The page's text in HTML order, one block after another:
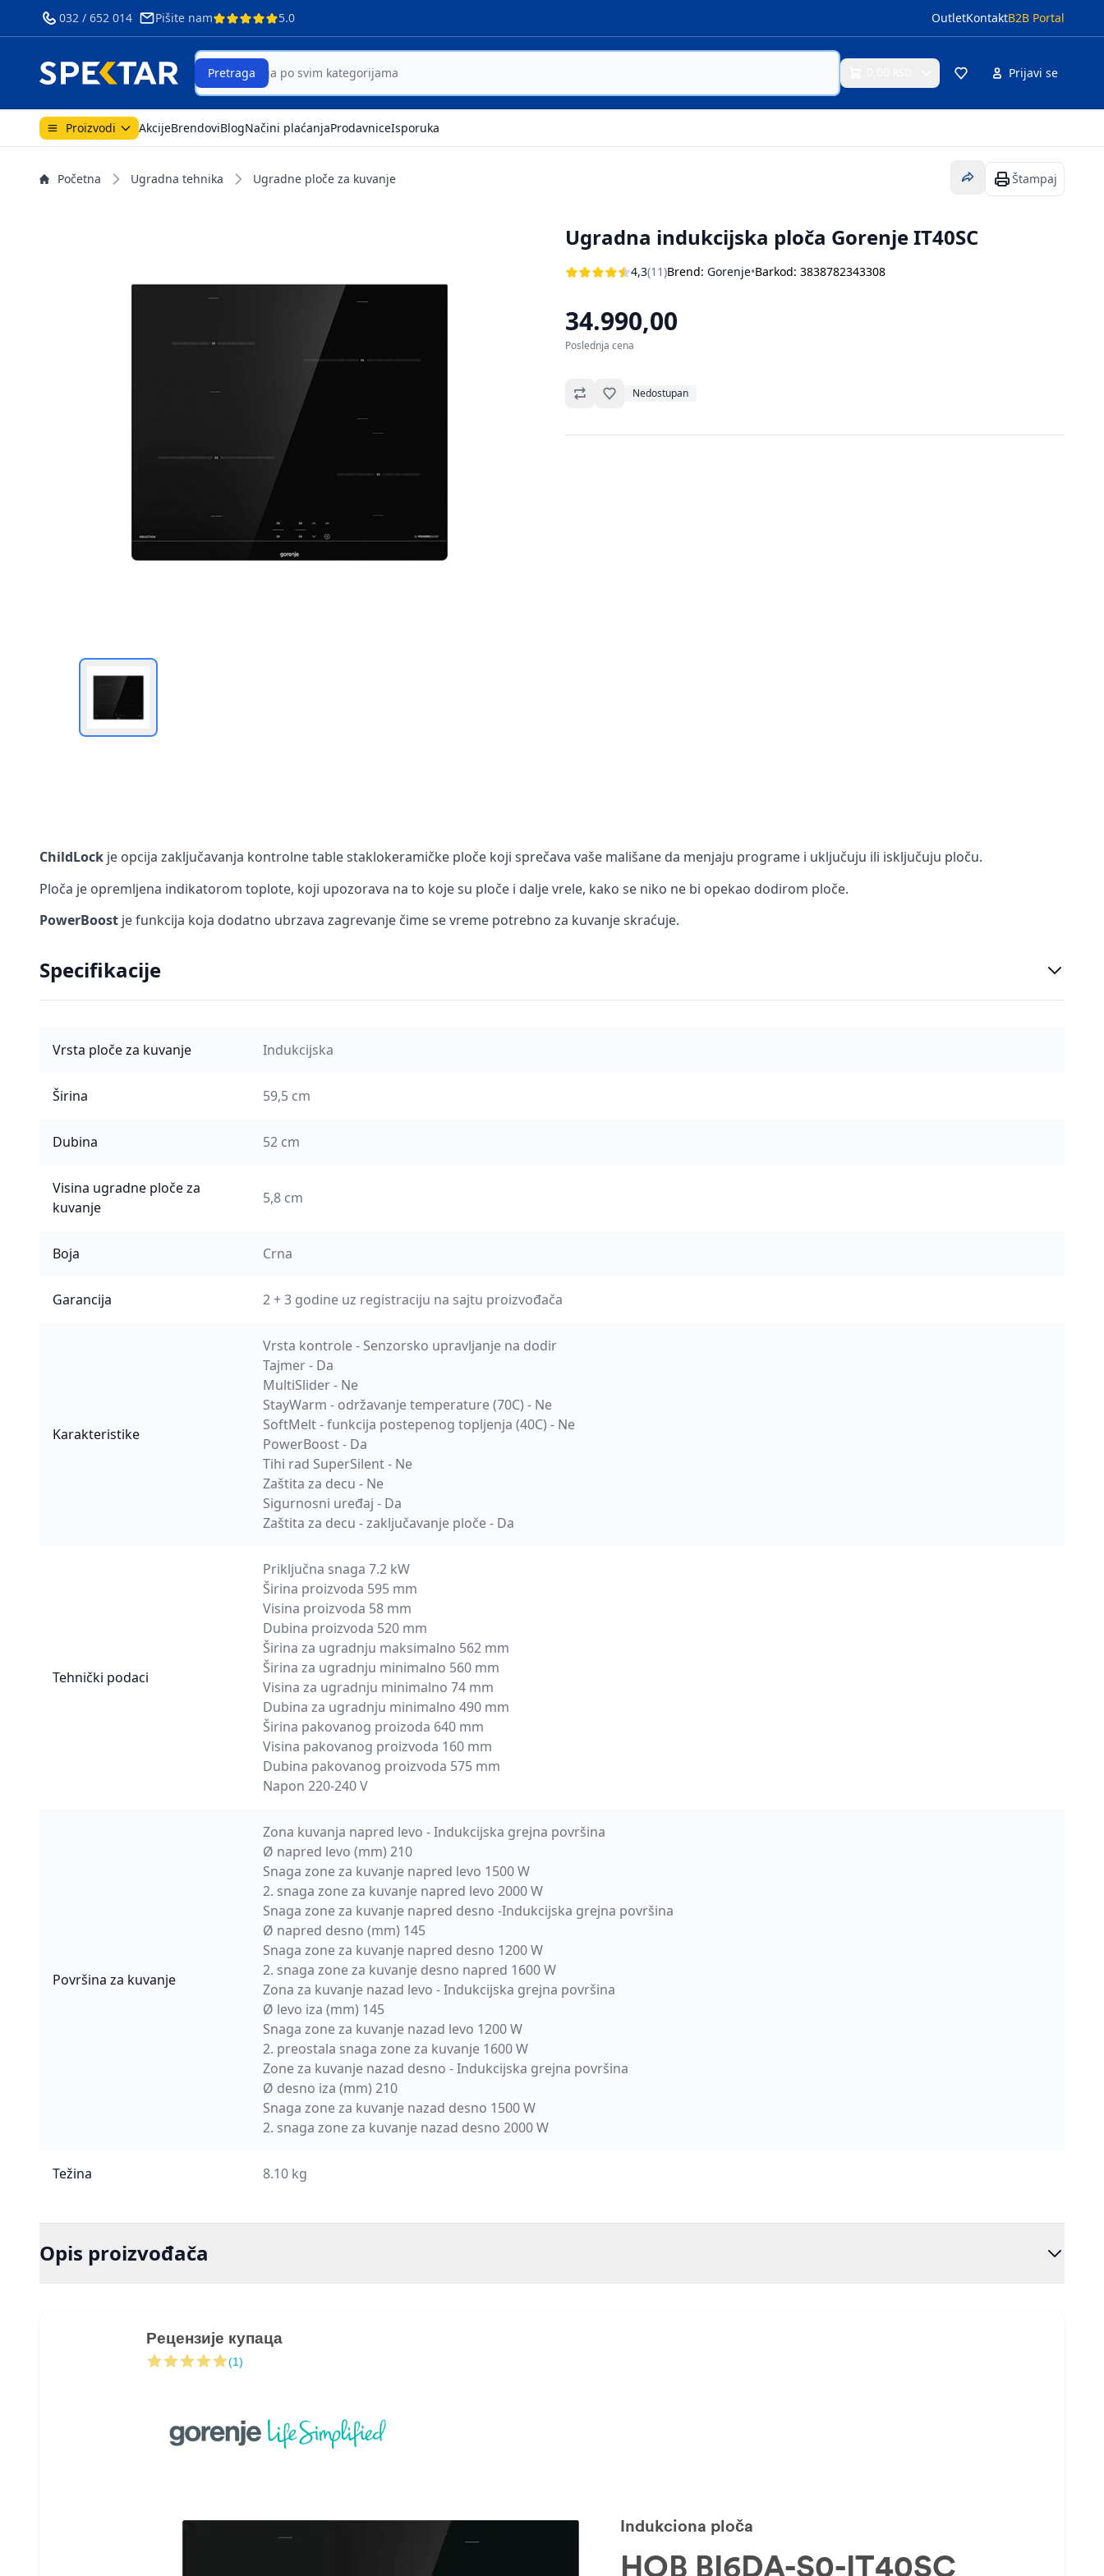
032 / 652 014 Pišite nam 5.0 OutletKontaktB2B Portal
Prijavi se
Search
Pretraga
Proizvodi AkcijeBrendoviBlogNačini plaćanjaProdavniceIsporuka
Početna Ugradna tehnika Ugradne ploče za kuvanje Štampaj
Ugradna indukcijska ploča Gorenje IT40SC
4,3(11)Brend: Gorenje•Barkod: 3838782343308
34.990,00
Poslednja cena
Omiljeno
Nedostupan
ChildLock je opcija zaključavanja kontrolne table staklokeramičke ploče koji sprečava vaše mališane da menjaju programe i uključuju ili isključuju ploču.
Ploča je opremljena indikatorom toplote, koji upozorava na to koje su ploče i dalje vrele, kako se niko ne bi opekao dodirom ploče.
PowerBoost je funkcija koja dodatno ubrzava zagrevanje čime se vreme potrebno za kuvanje skraćuje.
Specifikacije
Vrsta ploče za kuvanje Indukcijska
Širina 59,5 cm
Dubina 52 cm
Visina ugradne ploče za
kuvanje
5,8 cm
Boja Crna
Garancija 2 + 3 godine uz registraciju na sajtu proizvođača
Karakteristike
Vrsta kontrole - Senzorsko upravljanje na dodir
Tajmer - Da
MultiSlider - Ne
StayWarm - održavanje temperature (70C) - Ne
SoftMelt - funkcija postepenog topljenja (40C) - Ne
PowerBoost - Da
Tihi rad SuperSilent - Ne
Zaštita za decu - Ne
Sigurnosni uređaj - Da
Zaštita za decu - zaključavanje ploče - Da
Tehnički podaci
Priključna snaga 7.2 kW
Širina proizvoda 595 mm
Visina proizvoda 58 mm
Dubina proizvoda 520 mm
Širina za ugradnju maksimalno 562 mm
Širina za ugradnju minimalno 560 mm
Visina za ugradnju minimalno 74 mm
Dubina za ugradnju minimalno 490 mm
Širina pakovanog proizoda 640 mm
Visina pakovanog proizvoda 160 mm
Dubina pakovanog proizvoda 575 mm
Napon 220-240 V
Površina za kuvanje
Zona kuvanja napred levo - Indukcijska grejna površina
Ø napred levo (mm) 210
Snaga zone za kuvanje napred levo 1500 W
2. snaga zone za kuvanje napred levo 2000 W
Snaga zone za kuvanje napred desno -Indukcijska grejna površina
Ø napred desno (mm) 145
Snaga zone za kuvanje napred desno 1200 W
2. snaga zone za kuvanje desno napred 1600 W
Zona za kuvanje nazad levo - Indukcijska grejna površina
Ø levo iza (mm) 145
Snaga zone za kuvanje nazad levo 1200 W
2. preostala snaga zone za kuvanje 1600 W
Zone za kuvanje nazad desno - Indukcijska grejna površina
Ø desno iza (mm) 210
Snaga zone za kuvanje nazad desno 1500 W
2. snaga zone za kuvanje nazad desno 2000 W
Težina 8.10 kg
Opis proizvođača
Рецензије купаца
(1)
Indukciona ploča
HOB BI6DA-S0-IT40SC